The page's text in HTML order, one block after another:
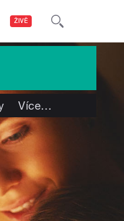
ŽIVĚ
Více…